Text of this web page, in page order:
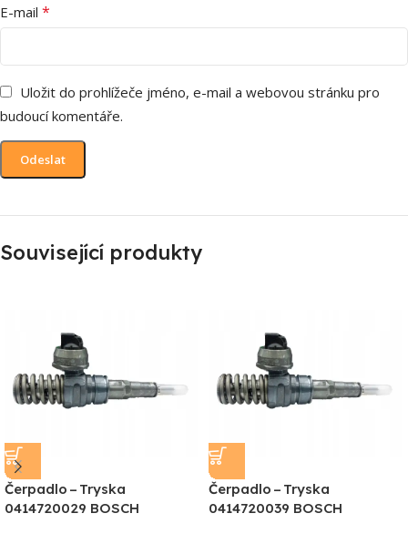
E-mail *
Uložit do prohlížeče jméno, e-mail a webovou stránku pro
budoucí komentáře.
Související produkty
Čerpadlo – Tryska
0414720029 BOSCH
Čerpadlo – Tryska
0414720039 BOSCH